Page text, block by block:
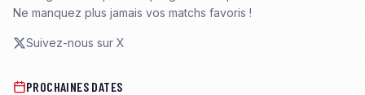
Ne manquez plus jamais vos matchs favoris !
Suivez-nous sur X
PROCHAINES DATES